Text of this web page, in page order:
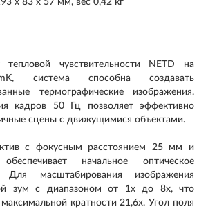
x 83 х 57 мм, вес 0,42 кг
тепловой чувствительности NETD на
система способна создавать
термографические изображения.
кадров 50 Гц позволяет эффективно
сцены с движущимися объектами.
с фокусным расстоянием 25 мм и
начальное оптическое
Для масштабирования изображения
зум с диапазоном от 1x до 8x, что
кратности 21,6x. Угол поля